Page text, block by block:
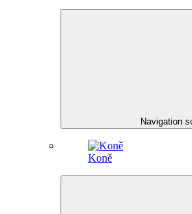
Navigation
Koně